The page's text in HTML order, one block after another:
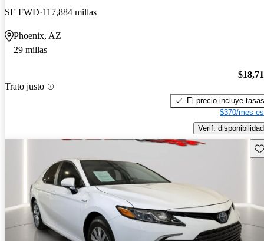
SE FWD 117,884 millas
Phoenix, AZ
29 millas
Trato justo
El precio incluye tasas
$370/mes
Verif. disponibilidad